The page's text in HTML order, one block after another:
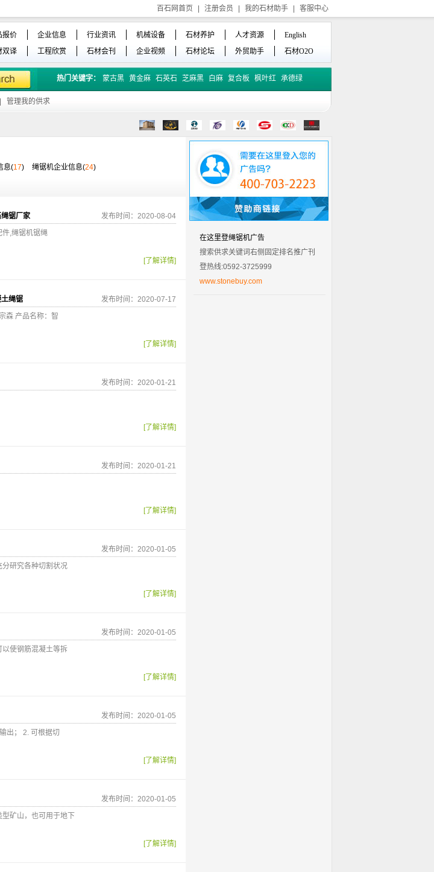
百石网首页 注册会员 我的石材助手 客服中心
报价 企业信息 行业资讯 机械设备 石材养护 人才资源
English
双译 工程欣赏 石材会刊 企业视频 石材论坛 外贸助手 石材O2O
热门关键字： 蒙古黑 黄金麻 石英石 芝麻黑 白麻 复合板 枫叶红 承德绿
管理我的供求
息(17) 绳锯机企业信息(24)
锯厂家
发布时间：2020-08-04
,绳锯机锯绳
[了解详情]
绳锯
发布时间：2020-07-17
森 产品名称：智
[了解详情]
发布时间：2020-01-21
[了解详情]
发布时间：2020-01-21
[了解详情]
发布时间：2020-01-05
研究各种切割状况
[了解详情]
发布时间：2020-01-05
使钢筋混凝土等拆
[了解详情]
发布时间：2020-01-05
出； 2. 可根据切
[了解详情]
发布时间：2020-01-05
矿山，也可用于地下
[了解详情]
在这里登绳锯机广告
搜索供求关键词右侧固定排名推广刊
登热线:0592-3725999
www.stonebuy.com